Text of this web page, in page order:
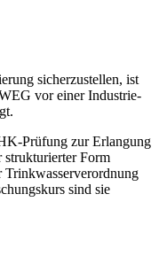
sicherzustellen, ist
vor einer Industrie-
Prüfung zur Erlangung
strukturierter Form
Trinkwasserverordnung
sind sie